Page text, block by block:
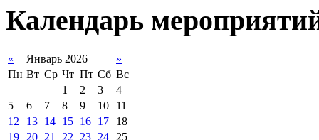
Календарь
« Январь 2026
»
Пн Вт Ср Чт Пт Сб Вс
1
2 3
4
5
6 7 8 9 10
11
12
13 14 15 16 17
18
19
20 21 22 23 24
25